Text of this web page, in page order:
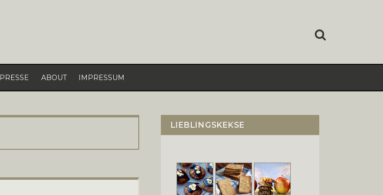
PRESSE ABOUT IMPRESSUM
LIEBLINGSKEKSE